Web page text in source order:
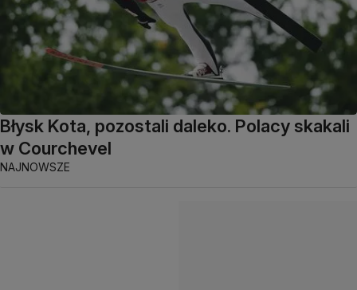
Błysk Kota, pozostali daleko. Polacy skakali
w Courchevel
NAJNOWSZE